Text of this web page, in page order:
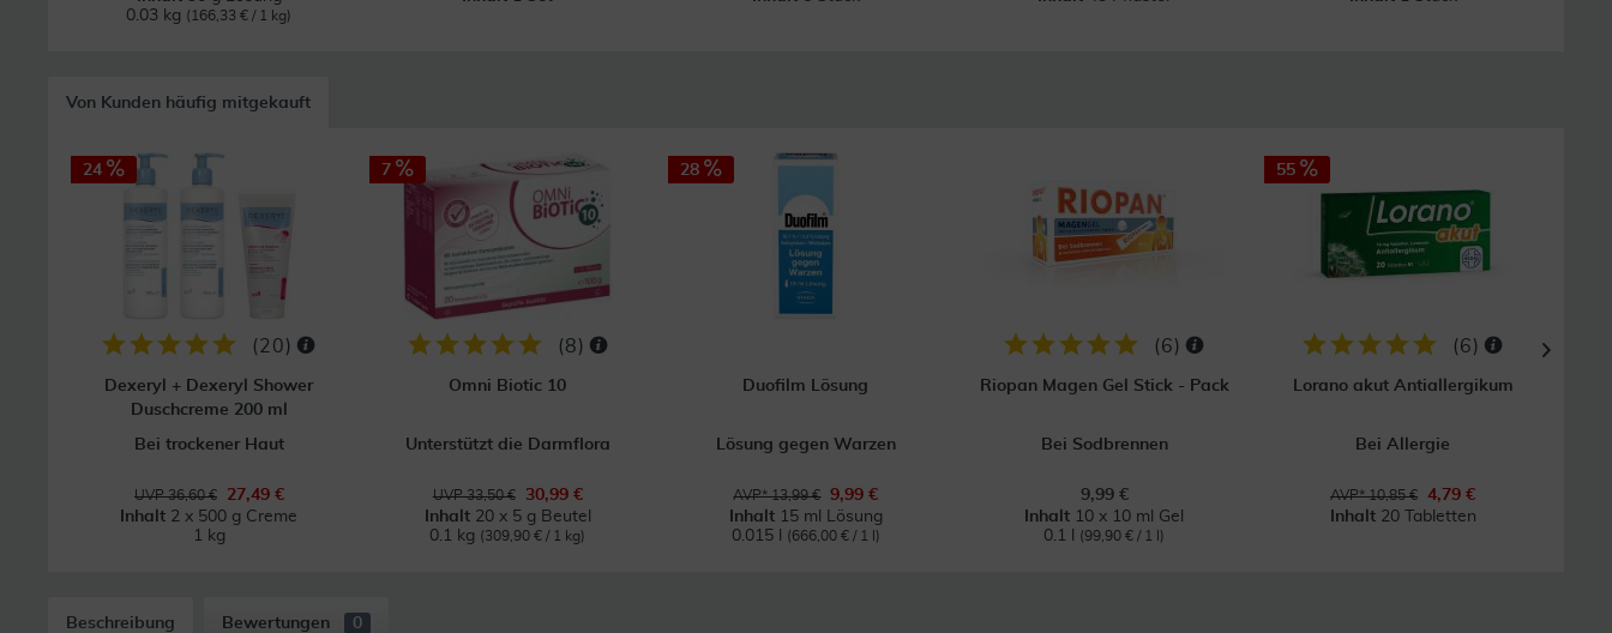
0.03 kg (166,33 € / 1 kg)
Von Kunden häufig mitgekauft
24
(20)
Dexeryl + Dexeryl Shower
Duschcreme 200 ml
Bei trockener Haut
UVP 36,60 €
27,49 €
Inhalt 2 x 500 g Creme
1 kg
7
(8)
Omni Biotic 10
Unterstützt die Darmflora
UVP 33,50 €
30,99 €
Inhalt 20 x 5 g Beutel
0.1 kg (309,90 € / 1 kg)
28
Duofilm Lösung
Lösung gegen Warzen
AVP* 13,99 €
9,99 €
Inhalt 15 ml Lösung
0.015 l
(666,00 € / 1 l)
(6)
Riopan Magen Gel Stick - Pack
Bei Sodbrennen
9,99 €
Inhalt 10 x 10 ml Gel
0.1 l
(99,90 € / 1 l)
55
(6)
Lorano akut Antiallergikum
Bei Allergie
AVP* 10,85 €
4,79 €
Inhalt 20 Tabletten
Beschreibung Bewertungen 0